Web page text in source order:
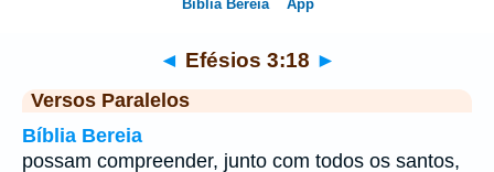
◄ Efésios 3:18 ►
Versos Paralelos
Bíblia Bereia
possam compreender, junto com todos os santos,